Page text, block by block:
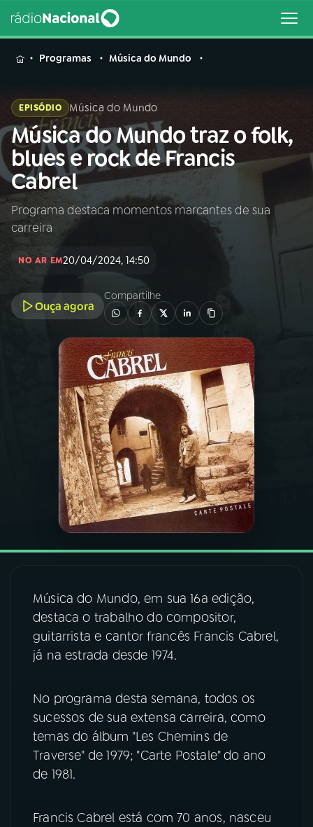
MENU
Buscar
na
Rádio
Nacional
Buscar
AO VIVO
INÍCIO
A RÁDIO
PROGRAMAÇÃO
PROGRAMAS
PODCASTS
VIDEOCASTS
ÚLTIMAS
ACOMPANHE A RÁDIO NACIONAL
YouTube Facebook
TikTok
Programas Música do Mundo
EPISÓDIO Música do Mundo
Música do Mundo traz o folk,
blues e rock de Francis
Cabrel
Programa destaca momentos marcantes de sua
carreira
NO AR EM20/04/2024, 14:50
Ouça agora
Compartilhe
Música do Mundo, em sua 16a edição,
destaca o trabalho do compositor,
guitarrista e cantor francês Francis Cabrel,
já na estrada desde 1974.
No programa desta semana, todos os
sucessos de sua extensa carreira, como
temas do álbum "Les Chemins de
Traverse" de 1979; "Carte Postale" do ano
de 1981.
Francis Cabrel está com 70 anos, nasceu